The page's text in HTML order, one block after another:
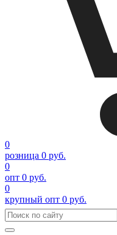
0
розница 0 руб.
0
опт 0 руб.
0
крупный опт 0 руб.